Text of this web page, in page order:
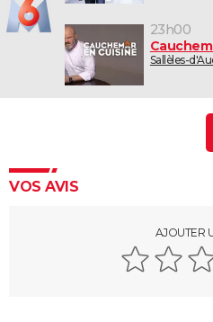
23h00
Sallèles-
VOS AVIS
AJOUTER